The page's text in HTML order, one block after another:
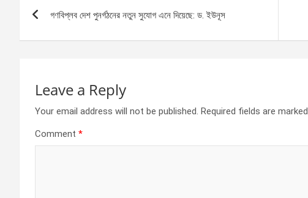
o
g
A
navigation
গণবিপ্লব দেশ পুনর্গঠনের নতুন সুযোগ এনে দিয়েছে: ড. ইউনূস
Leave a Reply
Your email address will not be published. Required fields are marked
Comment *